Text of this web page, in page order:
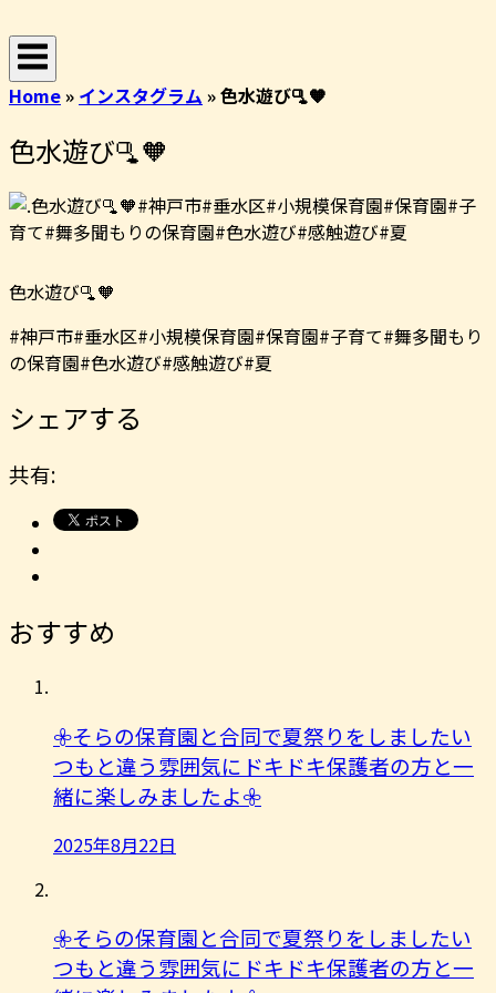
ン
テ
ン
へ
キ
ッ
ー
ム
Home» インスタグラム »色水遊び🫗🧡
色水遊び🫗🧡
色水遊び🫗🧡
#神戸市#垂水区#小規模保育園#保育園#子育て#舞多聞もり
の保育園#色水遊び#感触遊び#夏
シェアする
共有:
おすすめ
𖧷そらの保育園と合同で夏祭りをしましたい
つもと違う雰囲気にドキドキ保護者の方と一
緒に楽しみましたよ︎𖧷
2025年8月22日
𖧷そらの保育園と合同で夏祭りをしましたい
つもと違う雰囲気にドキドキ保護者の方と一